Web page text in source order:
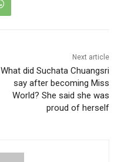
Next article
What did Suchata Chuangsri
say after becoming Miss
World? She said she was
proud of herself